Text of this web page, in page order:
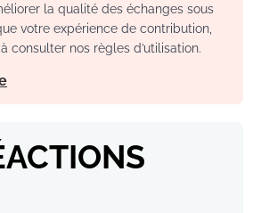
la qualité des échanges sous
votre expérience de contribution,
consulter nos règles d’utilisation.